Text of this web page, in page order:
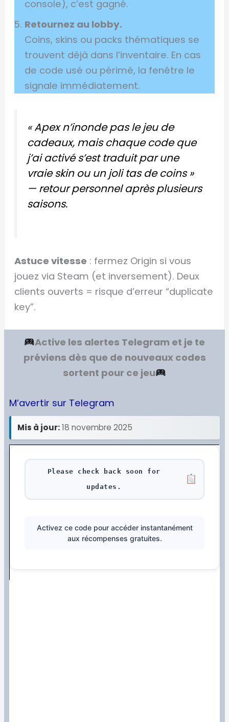
console), c’est gagné.
Retournez au lobby.
Coins, skins ou packs thématiques se
trouvent déjà dans l’inventaire. En cas
de code usé ou périmé, la fenêtre le
signale immédiatement.
« Apex n’inonde pas le jeu de
cadeaux, mais chaque code que
j’ai activé s’est traduit par une
vraie skin ou un joli tas de coins »
— retour personnel après plusieurs
saisons.
Astuce vitesse : fermez Origin si vous
jouez via Steam (et inversement). Deux
clients ouverts = risque d’erreur “duplicate
key”.
Active les alertes Telegram et je te
préviens dès que de nouveaux codes
sortent pour ce jeu
M’avertir sur Telegram
Mis à jour:18 novembre 2025
Please check back soon for
updates.
Activez ce code pour accéder instantanément
aux récompenses gratuites.